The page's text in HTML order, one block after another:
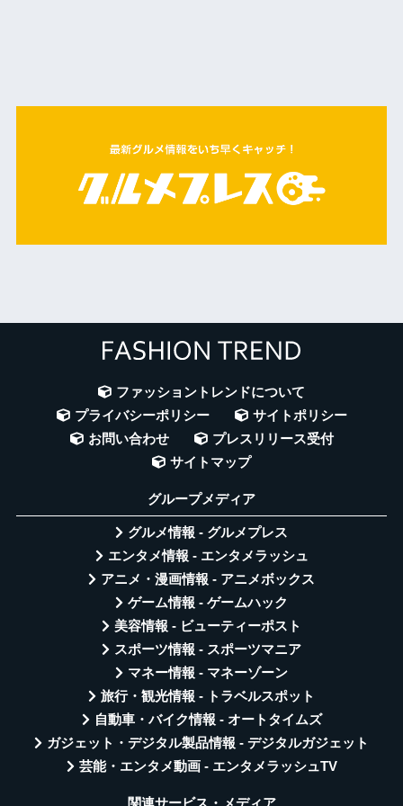
ファッショントレンドについて
プライバシーポリシー
サイトポリシー
お問い合わせ
プレスリリース受付
サイトマップ
グループメディア
グルメ情報 - グルメプレス
エンタメ情報 - エンタメラッシュ
アニメ・漫画情報 - アニメボックス
ゲーム情報 - ゲームハック
美容情報 - ビューティーポスト
スポーツ情報 - スポーツマニア
マネー情報 - マネーゾーン
旅行・観光情報 - トラベルスポット
自動車・バイク情報 - オートタイムズ
ガジェット・デジタル製品情報 - デジタルガジェット
芸能・エンタメ動画 - エンタメラッシュTV